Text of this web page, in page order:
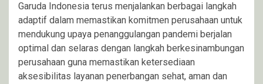
Garuda Indonesia terus menjalankan berbagai langkah
adaptif dalam memastikan komitmen perusahaan untuk
mendukung upaya penanggulangan pandemi berjalan
optimal dan selaras dengan langkah berkesinambungan
perusahaan guna memastikan ketersediaan
aksesibilitas layanan penerbangan sehat, aman dan